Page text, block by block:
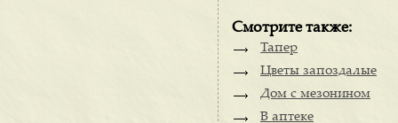
Смотрите также:
Тапер
Цветы запоздалые
Дом с мезонином
В аптеке